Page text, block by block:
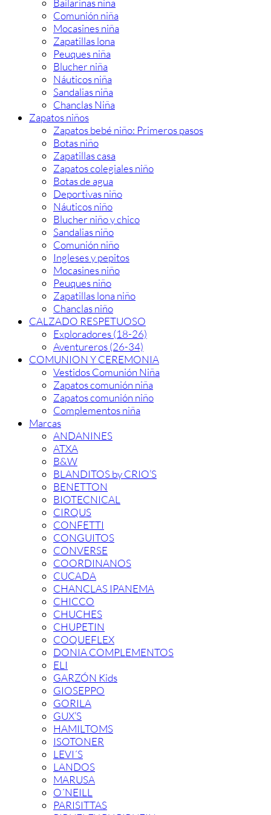
Bailarinas niña
Comunión niña
Mocasines niña
Zapatillas lona
Peuques niña
Blucher niña
Náuticos niña
Sandalias niña
Chanclas Niña
Zapatos niños
Zapatos bebé niño: Primeros pasos
Botas niño
Zapatillas casa
Zapatos colegiales niño
Botas de agua
Deportivas niño
Náuticos niño
Blucher niño y chico
Sandalias niño
Comunión niño
Ingleses y pepitos
Mocasines niño
Peuques niño
Zapatillas lona niño
Chanclas niño
CALZADO RESPETUOSO
Exploradores (18-26)
Aventureros (26-34)
COMUNION Y CEREMONIA
Vestidos Comunión Niña
Zapatos comunión niña
Zapatos comunión niño
Complementos niña
Marcas
ANDANINES
ATXA
B&W
BLANDITOS by CRIO’S
BENETTON
BIOTECNICAL
CIRQUS
CONFETTI
CONGUITOS
CONVERSE
COORDINANOS
CUCADA
CHANCLAS IPANEMA
CHICCO
CHUCHES
CHUPETIN
COQUEFLEX
DONIA COMPLEMENTOS
ELI
GARZÓN Kids
GIOSEPPO
GORILA
GUX’S
HAMILTOMS
ISOTONER
LEVI´S
LANDOS
MARUSA
O´NEILL
PARISITTAS